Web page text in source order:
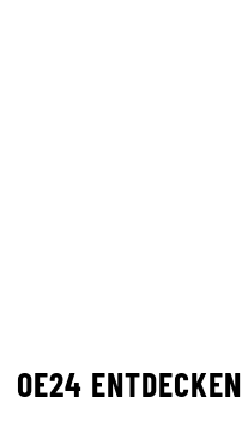
OE24 ENTDECKEN